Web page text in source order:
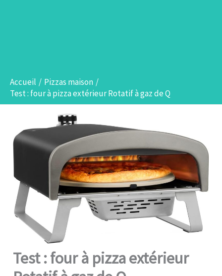
Accueil
Pizzas maison
Test : four à pizza extérieur Rotatif à gaz de Q
Test : four à pizza extérieur